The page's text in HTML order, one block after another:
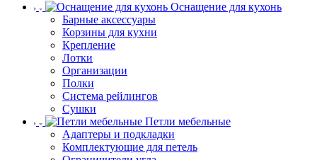
Оснащение для кухонь
Барные аксессуары
Корзины для кухни
Крепление
Лотки
Организации
Полки
Система рейлингов
Сушки
Петли мебельные
Адаптеры и подкладки
Комплектующие для петель